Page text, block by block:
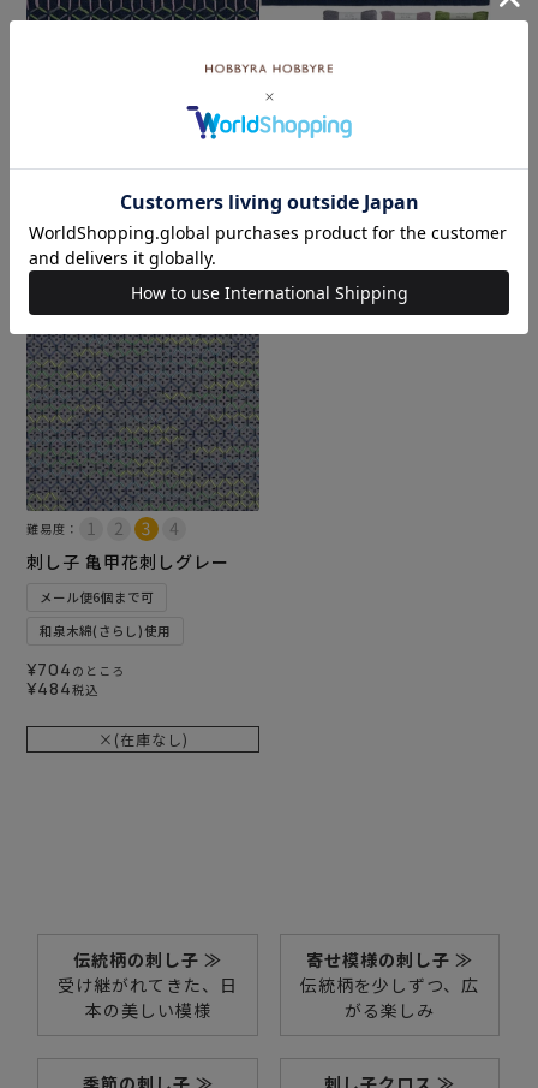
刺し子 変わり麻の葉3・紺
カートに入れる
刺し子 変わり麻の葉3・紺セ
ット
メール便2個まで可
和泉木綿(さらし)使用
¥1,859税込
難易度：
刺し子 亀甲花刺しグレー
メール便6個まで可
和泉木綿(さらし)使用
¥704 のところ
¥484税込
×(在庫なし)
伝統柄の刺し子 ≫
受け継がれてきた、日
本の美しい模様
寄せ模様の刺し子 ≫
伝統柄を少しずつ、広
がる楽しみ
季節の刺し子 ≫
刺し子クロス ≫